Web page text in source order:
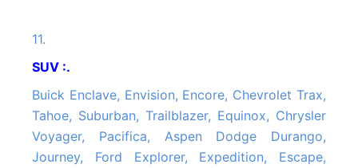
11.
SUV :.
Buick Enclave, Envision, Encore, Chevrolet Trax,
Tahoe, Suburban, Trailblazer, Equinox, Chrysler
Voyager, Pacifica, Aspen Dodge Durango,
Journey, Ford Explorer, Expedition, Escape,